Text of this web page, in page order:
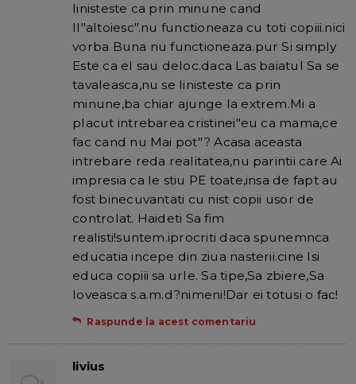
linisteste ca prin minune cand
Il"altoiesc".nu functioneaza cu toti copiii.nici
vorba Buna nu functioneaza.pur Si simply
Este ca el sau deloc.daca Las baiatul Sa se
tavaleasca,nu se linisteste ca prin
minune,ba chiar ajunge la extrem.Mi a
placut intrebarea cristinei"eu ca mama,ce
fac cand nu Mai pot"? Acasa aceasta
intrebare reda realitatea,nu parintii care Ai
impresia ca le stiu PE toate,insa de fapt au
fost binecuvantati cu nist copii usor de
controlat. Haideti Sa fim
realisti!suntem.iprocriti daca spunemnca
educatia incepe din ziua nasterii.cine Isi
educa copiii sa urle. Sa tipe,Sa zbiere,Sa
loveasca s.a.m.d?nimeni!Dar ei totusi o fac!
Raspunde la acest comentariu
livius